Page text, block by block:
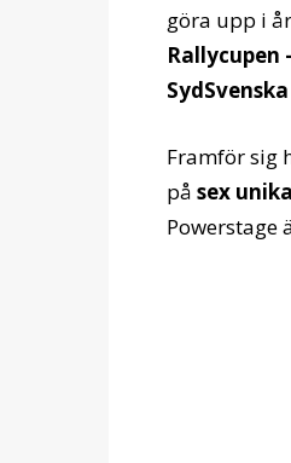
göra upp i
Rallycupen
Framför sig
på sex
Powerstage